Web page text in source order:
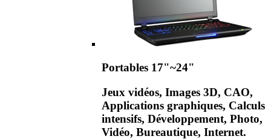
Portables 17"~24"
Jeux vidéos, Images 3D, CAO,
Applications graphiques, Calculs
intensifs, Développement, Photo,
Vidéo, Bureautique, Internet.